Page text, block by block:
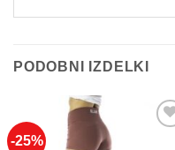
PODOBNI IZDELKI
-25%